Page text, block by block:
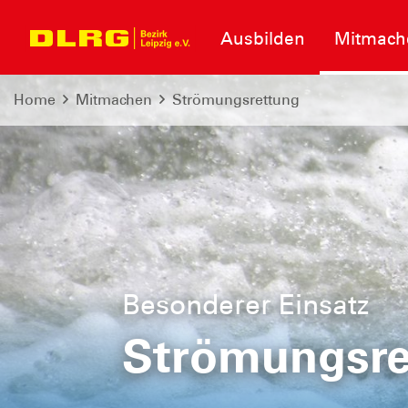
Ausbilden
Home Mitmachen Strömungsrettung
Besonderer Einsatz
Besonderer Einsatz